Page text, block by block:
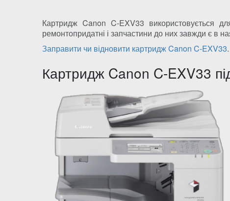
Картридж Canon C-EXV33 використовується
ремонтопридатні і запчастини до них завжди є в
Заправити чи відновити картридж Canon C-EXV33.
Картридж Canon C-EXV33